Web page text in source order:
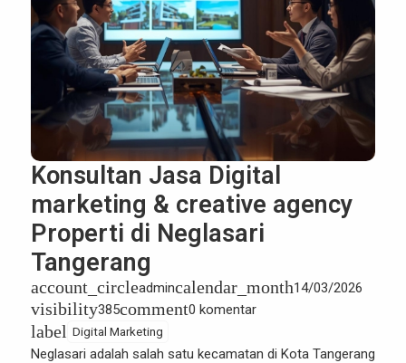
Konsultan Jasa Digital
marketing & creative agency
Properti di Neglasari
Tangerang
account_circleadmincalendar_month14/03/2026
visibility385comment0 komentar
label Digital Marketing
Neglasari adalah salah satu kecamatan di Kota Tangerang